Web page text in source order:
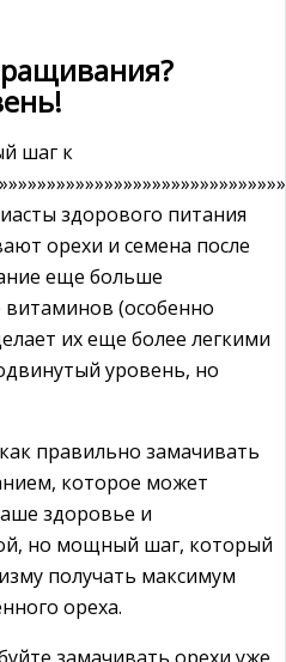
шаг к
здорового питания
орехи и семена после
еще больше
(особенно
их еще более легкими
уровень, но
правильно замачивать
которое может
здоровье и
но мощный шаг, который
получать максимум
ореха.